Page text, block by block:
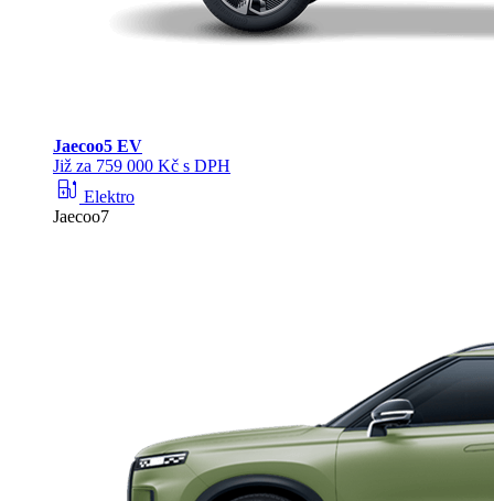
Jaecoo5 EV
Již za 759 000 Kč s DPH
ev_station Elektro
Jaecoo7